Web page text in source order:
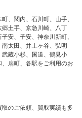
、関内、石川町、山手、
土手、京急川崎、八丁
安、子安、神奈川新町、
太田、井土ヶ谷、弘明
蔵小杉、国道、鶴見小
扇町、各駅をご利用のお
のご依頼、買取実績も多